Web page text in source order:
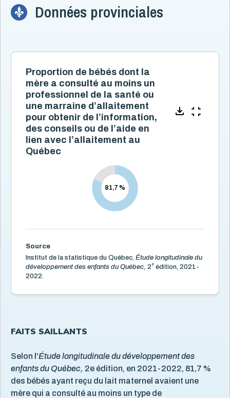
À propos
Raisons de l'arrêt
Soutien à l'allaitement
d’allaitement
Mères ayant déjà utilisé des services de soutien à
l’allaitement (archivé)
Mères ayant allaité qui ont déjà utilisé des services de
soutien à l’allaitement (archivé)
Caractéristiques de la famille
Démographie
Développement
Grossesse et naissance
Littératie, numératie et bibliothèque
Logement et quartiers
Santé des parents
Santé mentale de l'enfant
Situation économique
Violence et maltraitance
Données provinciales
Proportion de bébés dont la
mère a consulté au moins un
professionnel de la santé ou
une marraine d’allaitement
pour obtenir de l’information,
des conseils ou de l’aide en
lien avec l’allaitement au
Québec
81,7 %
Source
Institut de la statistique du Québec, Étude longitudinale du
développement des enfants du Québec, 2 e édition, 2021-
2022.
FAITS SAILLANTS
Selon l'Étude longitudinale du développement des
enfants du Québec, 2e édition, en 2021-2022, 81,7 %
des bébés ayant reçu du lait maternel avaient une
mère qui a consulté au moins un type de